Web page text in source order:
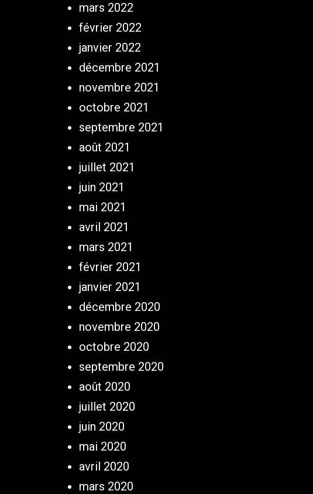
mars 2022
février 2022
janvier 2022
décembre 2021
novembre 2021
octobre 2021
septembre 2021
août 2021
juillet 2021
juin 2021
mai 2021
avril 2021
mars 2021
février 2021
janvier 2021
décembre 2020
novembre 2020
octobre 2020
septembre 2020
août 2020
juillet 2020
juin 2020
mai 2020
avril 2020
mars 2020